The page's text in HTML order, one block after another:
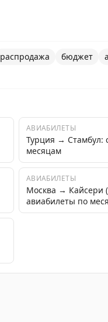
распродажа бюджет
АВИАБИЛЕТЫ
Турция → Стамбул:
месяцам
АВИАБИЛЕТЫ
Москва → Кайсери
авиабилеты по